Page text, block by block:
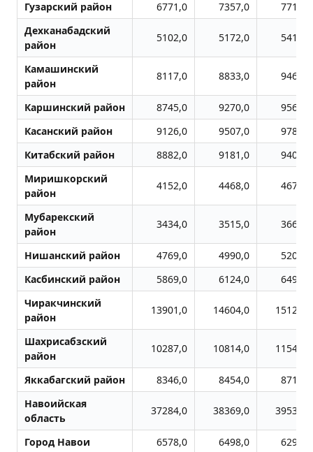
Гузарский район 6771,0 7357,0
7713,0
Дехканабадский
район
5102,0 5172,0 5417,0
Камашинский
район
8117,0 8833,0 9466,0
Каршинский район 8745,0 9270,0
9568,0
Касанский район
9126,0 9507,0
9780,0
Китабский район
8882,0 9181,0
9405,0
Миришкорский
район
4152,0 4468,0 4675,0
Мубарекский
район
3434,0 3515,0 3667,0
Нишанский район 4769,0 4990,0
5203,0
Касбинский район
5869,0 6124,0
6496,0
Чиракчинский
район
13901,0 14604,0 15125,0
Шахрисабзский
район
10287,0 10814,0 11540,0
Яккабагский район 8346,0 8454,0
8716,0
Навоийская
область
37284,0 38369,0 39538,0
Город Навои 6578,0 6498,0
6292,0